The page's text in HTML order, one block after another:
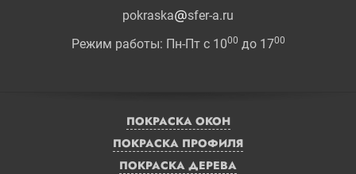
pokraska
sfer-a.ru
Режим работы: Пн-Пт с 1000 до 1700
ПОКРАСКА ОКОН
ПОКРАСКА ПРОФИЛЯ
ПОКРАСКА ДЕРЕВА